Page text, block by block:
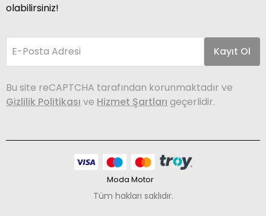
olabilirsiniz!
E-Posta Adresi Kayıt Ol
Bu site reCAPTCHA tarafından korunmaktadır ve
Gizlilik Politikası ve Hizmet Şartları geçerlidir.
Moda Motor
Tüm hakları saklıdır.